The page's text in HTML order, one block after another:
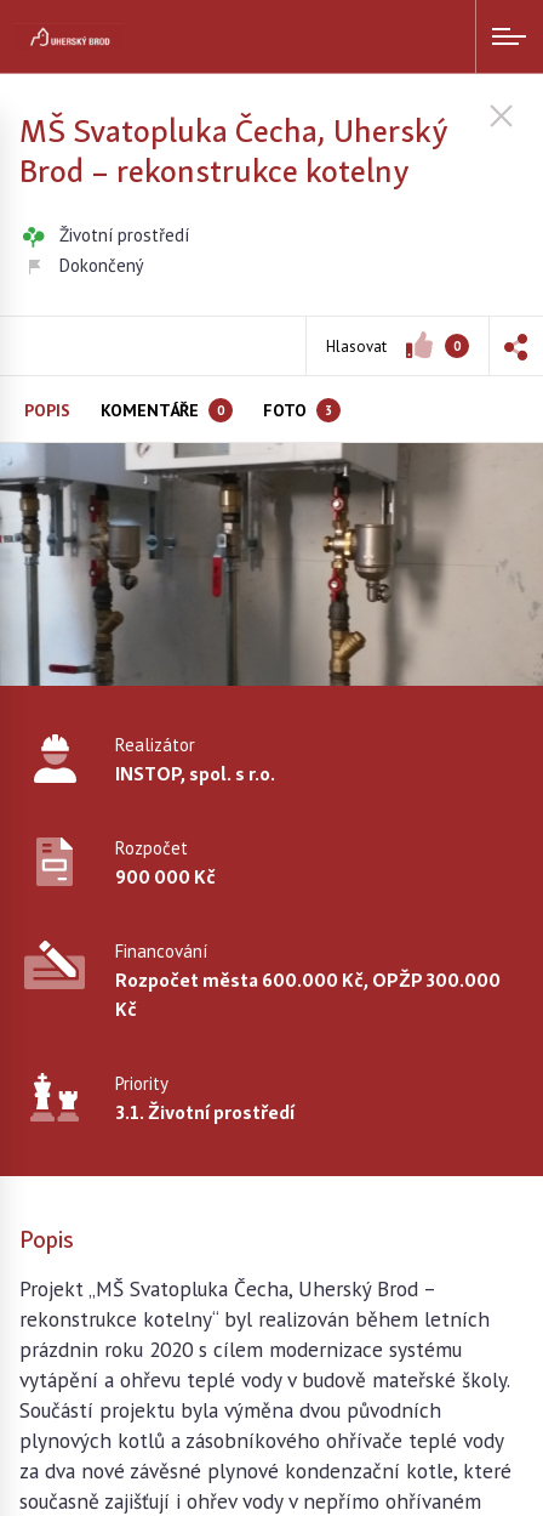
MŠ Svatopluka Čecha, Uherský
Brod – rekonstrukce kotelny
Životní prostředí
Dokončený
Hlasovat 0
POPIS KOMENTÁŘE 0 FOTO 3
Realizátor
INSTOP, spol. s r.o.
Rozpočet
900 000 Kč
Financování
Rozpočet města 600.000 Kč, OPŽP 300.000
Kč
Priority
3.1. Životní prostředí
Popis
Projekt „MŠ Svatopluka Čecha, Uherský Brod –
rekonstrukce kotelny“ byl realizován během letních
prázdnin roku 2020 s cílem modernizace systému
vytápění a ohřevu teplé vody v budově mateřské školy.
Součástí projektu byla výměna dvou původních
plynových kotlů a zásobníkového ohřívače teplé vody
za dva nové závěsné plynové kondenzační kotle, které
současně zajišťují i ohřev vody v nepřímo ohřívaném